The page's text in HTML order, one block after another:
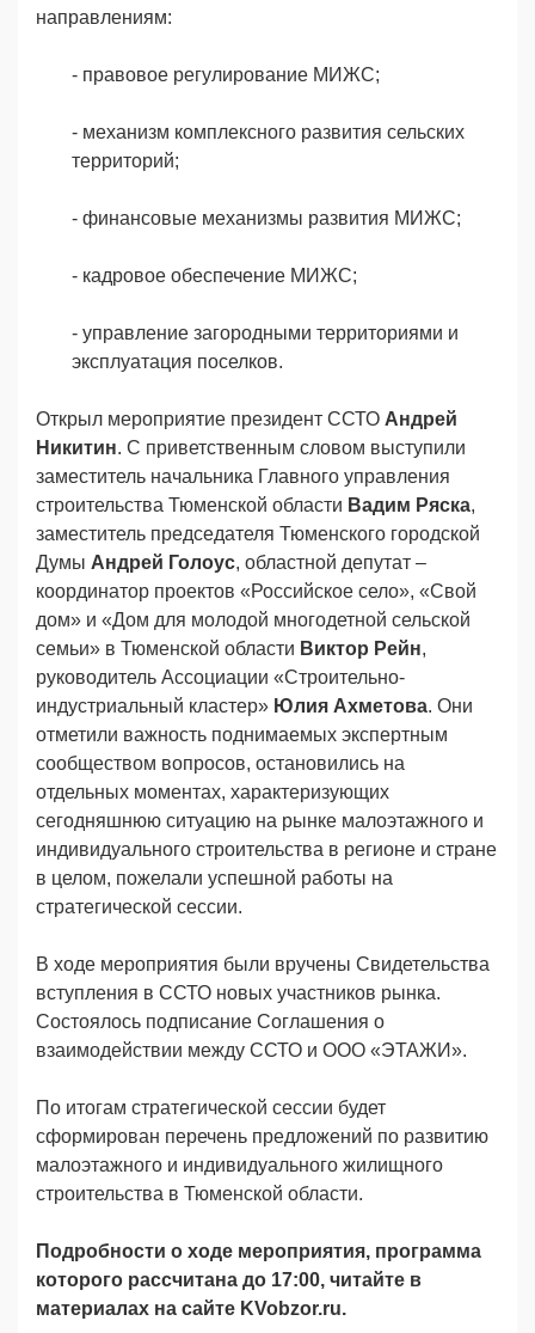
направлениям:
- правовое регулирование МИЖС;
- механизм комплексного развития сельских
территорий;
- финансовые механизмы развития МИЖС;
- кадровое обеспечение МИЖС;
- управление загородными территориями и
эксплуатация поселков.
Открыл мероприятие президент ССТО Андрей
Никитин. С приветственным словом выступили
заместитель начальника Главного управления
строительства Тюменской области Вадим Ряска,
заместитель председателя Тюменского городской
Думы Андрей Голоус, областной депутат –
координатор проектов «Российское село», «Свой
дом» и «Дом для молодой многодетной сельской
семьи» в Тюменской области Виктор Рейн,
руководитель Ассоциации «Строительно-
индустриальный кластер» Юлия Ахметова. Они
отметили важность поднимаемых экспертным
сообществом вопросов, остановились на
отдельных моментах, характеризующих
сегодняшнюю ситуацию на рынке малоэтажного и
индивидуального строительства в регионе и стране
в целом, пожелали успешной работы на
стратегической сессии.
В ходе мероприятия были вручены Свидетельства
вступления в ССТО новых участников рынка.
Состоялось подписание Соглашения о
взаимодействии между ССТО и ООО «ЭТАЖИ».
По итогам стратегической сессии будет
сформирован перечень предложений по развитию
малоэтажного и индивидуального жилищного
строительства в Тюменской области.
Подробности о ходе мероприятия, программа
которого рассчитана до 17:00, читайте в
материалах на сайте KVobzor.ru.